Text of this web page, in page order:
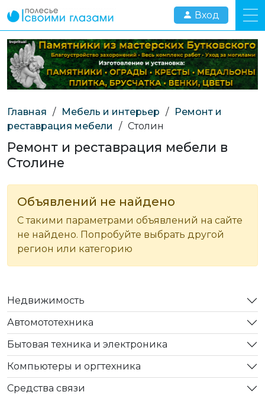
Вход
Главная / Мебель и интерьер /
Ремонт и
реставрация мебели
/ Столин
Ремонт и реставрация мебели в
Столине
Объявлений не найдено
С такими параметрами объявлений на сайте
не найдено. Попробуйте выбрать другой
регион или категорию
Недвижимость
Автомототехника
Бытовая техника и электроника
Компьютеры и оргтехника
Средства связи